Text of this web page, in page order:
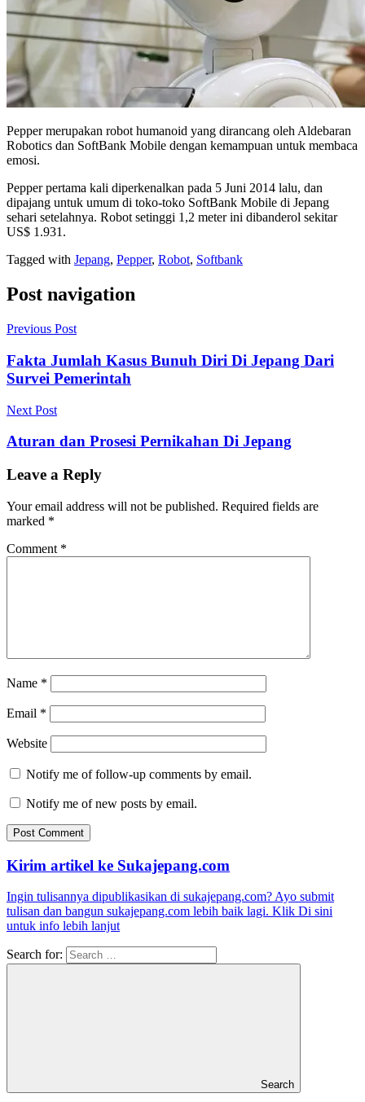
Pepper merupakan robot humanoid yang dirancang oleh Aldebaran
Robotics dan SoftBank Mobile dengan kemampuan untuk membaca
emosi.
Pepper pertama kali diperkenalkan pada 5 Juni 2014 lalu, dan
dipajang untuk umum di toko-toko SoftBank Mobile di Jepang
sehari setelahnya. Robot setinggi 1,2 meter ini dibanderol sekitar
US$ 1.931.
Tagged with Jepang, Pepper, Robot, Softbank
Post navigation
Previous Post
Fakta Jumlah Kasus Bunuh Diri Di Jepang Dari
Survei Pemerintah
Next Post
Aturan dan Prosesi Pernikahan Di Jepang
Leave a Reply
Your email address will not be published. Required fields are
marked *
Comment *
Name *
Email *
Website
Notify me of follow-up comments by email.
Notify me of new posts by email.
Kirim artikel ke Sukajepang.com
Ingin tulisannya dipublikasikan di sukajepang.com? Ayo submit
tulisan dan bangun sukajepang.com lebih baik lagi. Klik Di sini
untuk info lebih lanjut
Search for:
Search